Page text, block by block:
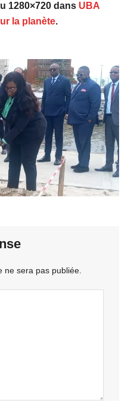
1280×720 dans UBA
la planète.
ne sera pas publiée.